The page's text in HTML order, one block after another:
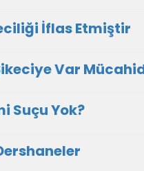
İflas Etmiştir
Var
Suçu Yok?